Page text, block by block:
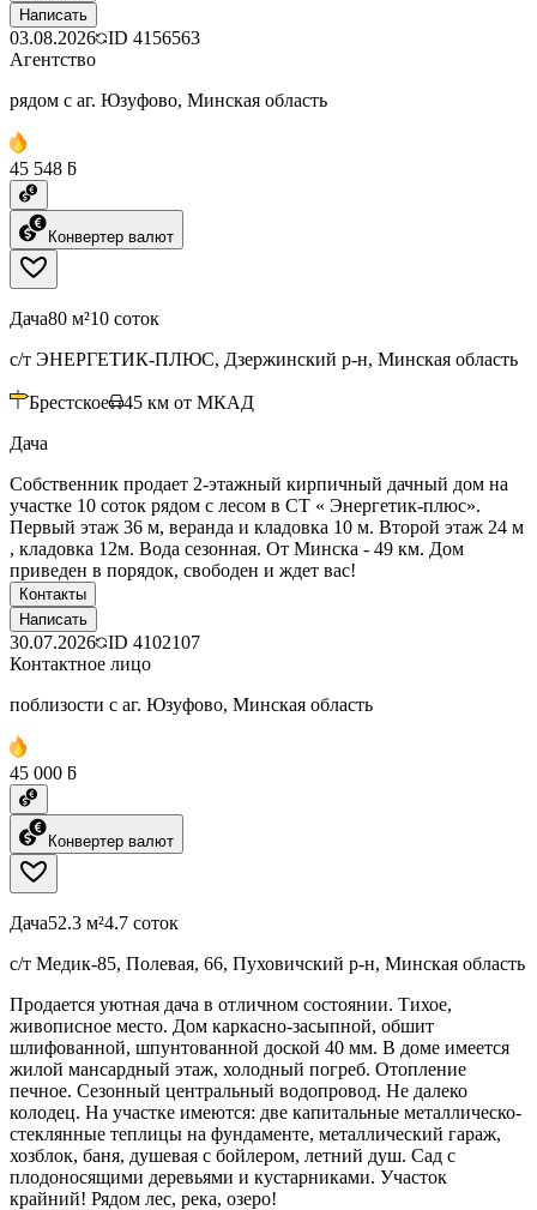
Написать
03.08.2026 ID 4156563
Агентство
рядом с аг. Юзуфово, Минская область
45 548 ƃ
Конвертер валют
Дача80 м²10 соток
с/т ЭНЕРГЕТИК-ПЛЮС, Дзержинский р-н, Минская область
Брестское 45 км от МКАД
Дача
Собственник продает 2-этажный кирпичный дачный дом на
участке 10 соток рядом с лесом в СТ « Энергетик-плюс».
Первый этаж 36 м, веранда и кладовка 10 м. Второй этаж 24 м
, кладовка 12м. Вода сезонная. От Минска - 49 км. Дом
приведен в порядок, свободен и ждет вас!
Контакты
Написать
30.07.2026 ID 4102107
Контактное лицо
поблизости с аг. Юзуфово, Минская область
45 000 ƃ
Конвертер валют
Дача52.3 м²4.7 соток
с/т Медик-85, Полевая, 66, Пуховичский р-н, Минская область
Продается уютная дача в отличном состоянии. Тихое,
живописное место. Дом каркасно-засыпной, обшит
шлифованной, шпунтованной доской 40 мм. В доме имеется
жилой мансардный этаж, холодный погреб. Отопление
печное. Сезонный центральный водопровод. Не далеко
колодец. На участке имеются: две капитальные металлическо-
стеклянные теплицы на фундаменте, металлический гараж,
хозблок, баня, душевая с бойлером, летний душ. Сад с
плодоносящими деревьями и кустарниками. Участок
крайний! Рядом лес, река, озеро!